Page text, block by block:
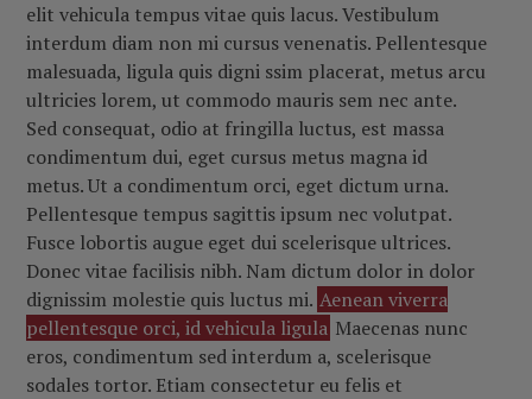
elit vehicula tempus vitae quis lacus. Vestibulum
interdum diam non mi cursus venenatis. Pellentesque
malesuada, ligula quis digni ssim placerat, metus arcu
ultricies lorem, ut commodo mauris sem nec ante.
Sed consequat, odio at fringilla luctus, est massa
condimentum dui, eget cursus metus magna id
metus. Ut a condimentum orci, eget dictum urna.
Pellentesque tempus sagittis ipsum nec volutpat.
Fusce lobortis augue eget dui scelerisque ultrices.
Donec vitae facilisis nibh. Nam dictum dolor in dolor
dignissim molestie quis luctus mi. Aenean viverra
pellentesque orci, id vehicula ligula Maecenas nunc
eros, condimentum sed interdum a, scelerisque
sodales tortor. Etiam consectetur eu felis et